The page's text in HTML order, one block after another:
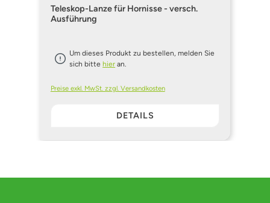
Teleskop-Lanze für Hornisse - versch.
Ausführung
Um dieses Produkt zu bestellen, melden Sie
sich bittehier an.
Preise exkl. MwSt. zzgl. Versandkosten
DETAILS